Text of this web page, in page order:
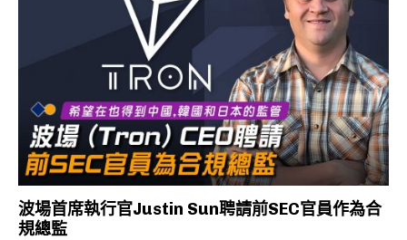
波場首席執行官Justin Sun聘請前SEC官員作為合
規總監